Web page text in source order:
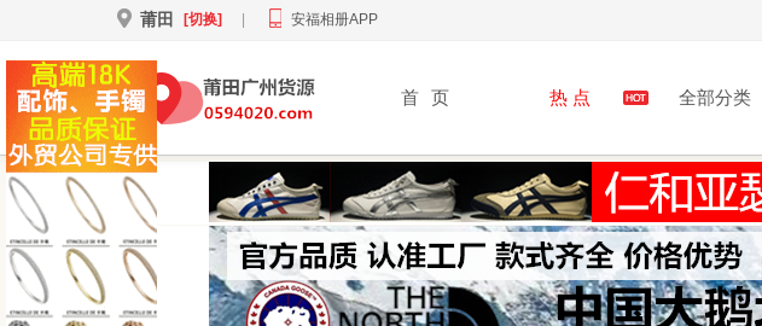
莆田 [切换] 安福相册APP
首 页 热 点 全部分类